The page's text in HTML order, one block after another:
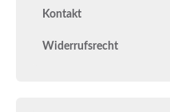
Kontakt
Widerrufsrecht